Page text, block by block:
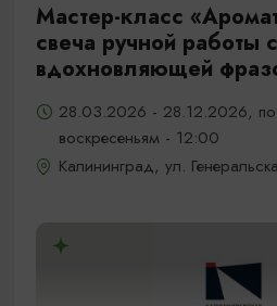
Мастер-класс
свеча ручной работы с
вдохновляющей
28.03.2026 - 28.12.2026,
воскресеньям - 12:00
Калининград, ул.